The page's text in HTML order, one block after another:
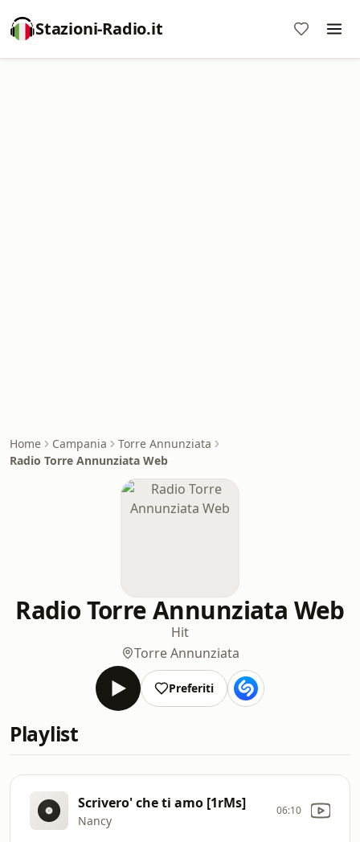
Stazioni-Radio.it
Home Campania
Torre Annunziata
Radio Torre Annunziata Web
Radio Torre Annunziata Web
Hit
Torre Annunziata
Preferiti
Playlist
Scrivero' che ti amo [1rMs]
Nancy
06:10